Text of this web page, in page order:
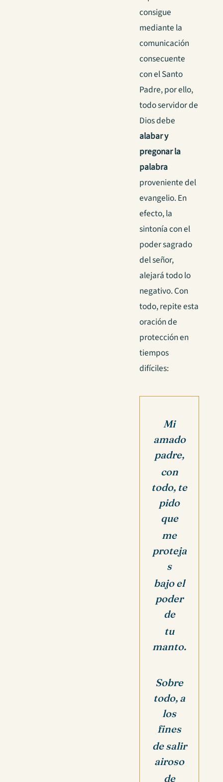
consigue
mediante la
comunicación
consecuente
con el Santo
Padre, por ello,
todo servidor de
Dios debe
alabar y
pregonar la
palabra
proveniente del
evangelio. En
efecto, la
sintonía con el
poder sagrado
del señor,
alejará todo lo
negativo. Con
todo, repite esta
oración de
protección en
tiempos
difíciles:
Mi
amado
padre,
con
todo, te
pido
que
me
proteja
s
bajo el
poder
de
tu
manto.
Sobre
todo, a
los
fines
de salir
airoso
de